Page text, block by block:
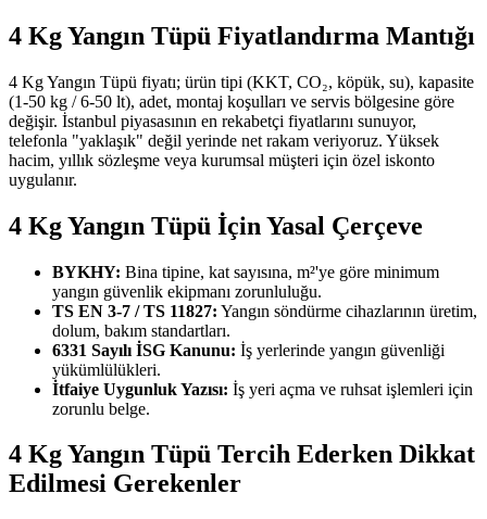
4 Kg Yangın Tüpü Fiyatlandırma Mantığı
4 Kg Yangın Tüpü fiyatı; ürün tipi (KKT, CO₂, köpük, su), kapasite
(1-50 kg / 6-50 lt), adet, montaj koşulları ve servis bölgesine göre
değişir. İstanbul piyasasının en rekabetçi fiyatlarını sunuyor,
telefonla "yaklaşık" değil yerinde net rakam veriyoruz. Yüksek
hacim, yıllık sözleşme veya kurumsal müşteri için özel iskonto
uygulanır.
4 Kg Yangın Tüpü İçin Yasal Çerçeve
BYKHY: Bina tipine, kat sayısına, m²'ye göre minimum
yangın güvenlik ekipmanı zorunluluğu.
TS EN 3-7 / TS 11827: Yangın söndürme cihazlarının üretim,
dolum, bakım standartları.
6331 Sayılı İSG Kanunu: İş yerlerinde yangın güvenliği
yükümlülükleri.
İtfaiye Uygunluk Yazısı: İş yeri açma ve ruhsat işlemleri için
zorunlu belge.
4 Kg Yangın Tüpü Tercih Ederken Dikkat
Edilmesi Gerekenler